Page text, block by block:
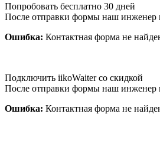
Попробовать бесплатно 30 дней
После отправки формы наш инженер
Ошибка: Контактная форма не
Подключить iikoWaiter со скидкой
После отправки формы наш инженер
Ошибка: Контактная форма не